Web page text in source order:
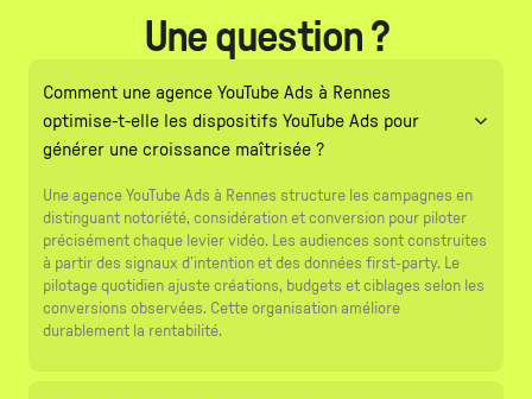
Une question ?
Comment une agence YouTube Ads à Rennes
optimise-t-elle les dispositifs YouTube Ads pour
générer une croissance maîtrisée ?
Une agence YouTube Ads à Rennes structure les campagnes en
distinguant notoriété, considération et conversion pour piloter
précisément chaque levier vidéo. Les audiences sont construites
à partir des signaux d’intention et des données first-party. Le
pilotage quotidien ajuste créations, budgets et ciblages selon les
conversions observées. Cette organisation améliore
durablement la rentabilité.